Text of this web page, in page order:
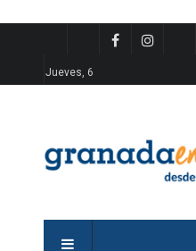
Jueves, 6